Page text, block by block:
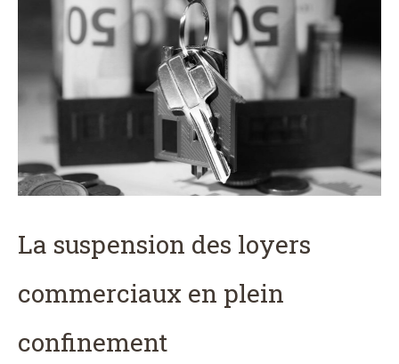
La suspension des loyers
commerciaux en plein
confinement